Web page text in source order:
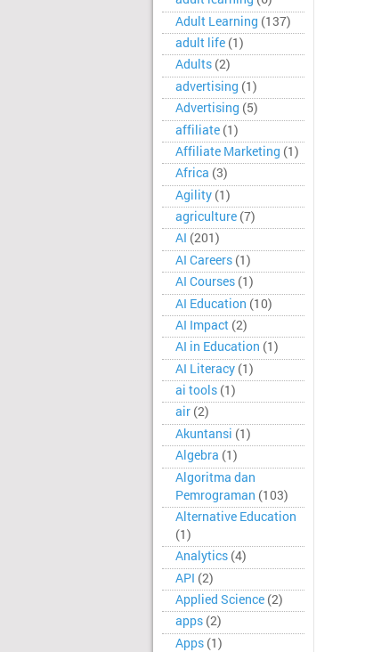
Adult Learning (137)
adult life (1)
Adults (2)
advertising (1)
Advertising (5)
affiliate (1)
Affiliate Marketing (1)
Africa (3)
Agility (1)
agriculture (7)
AI (201)
AI Careers (1)
AI Courses (1)
AI Education (10)
AI Impact (2)
AI in Education (1)
AI Literacy (1)
ai tools (1)
air (2)
Akuntansi (1)
Algebra (1)
Algoritma dan
Pemrograman (103)
Alternative Education
(1)
Analytics (4)
API (2)
Applied Science (2)
apps (2)
Apps (1)